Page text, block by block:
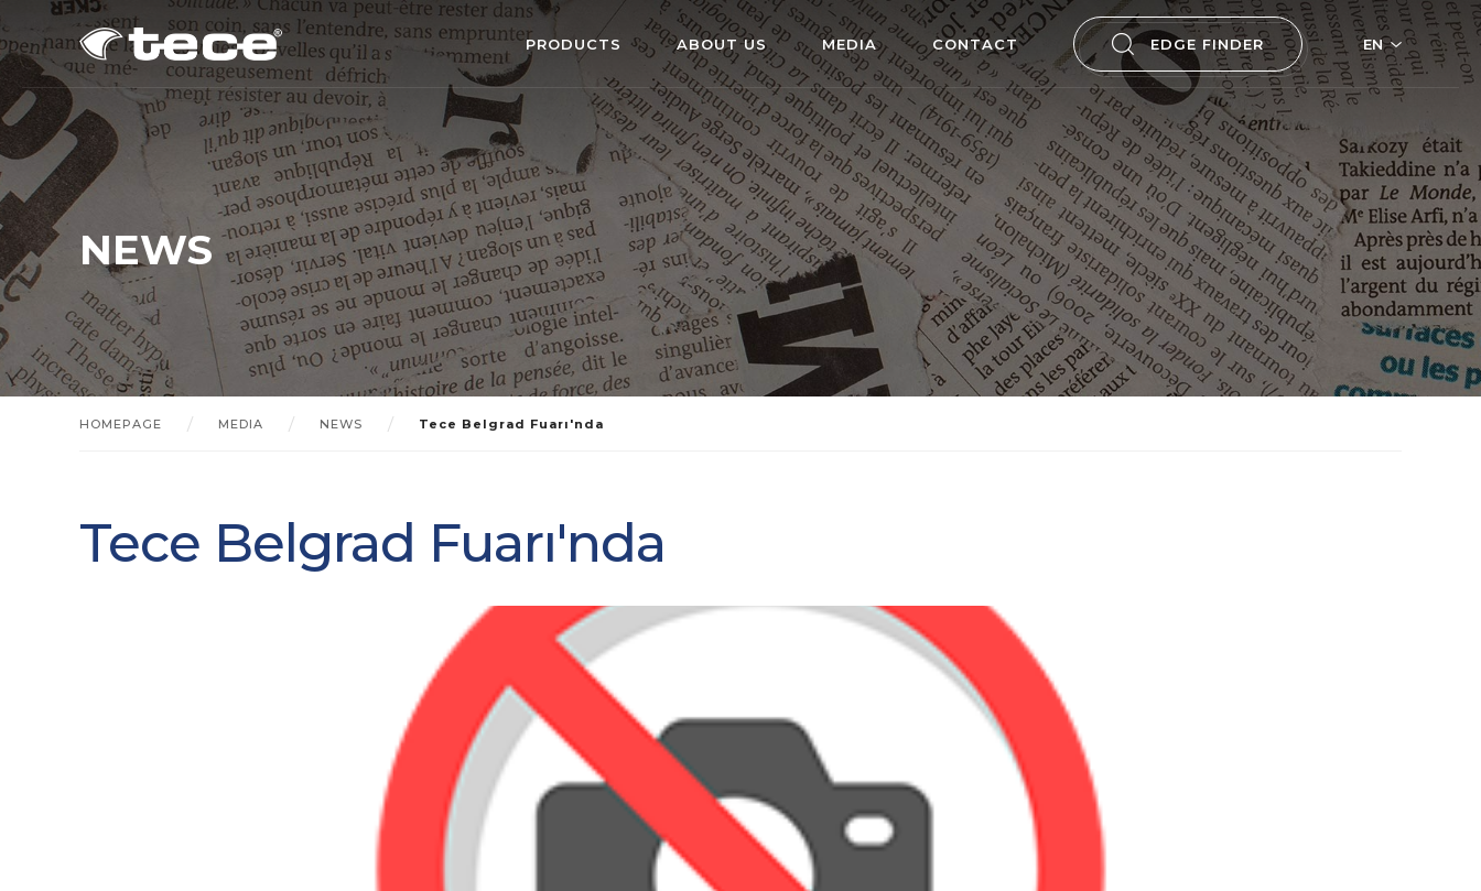
EN
EDGE FINDER
PRODUCTS ABOUT US MEDIA CONTACT
NEWS
HOMEPAGE MEDIA NEWS Tece Belgrad Fuarı'nda
Tece Belgrad Fuarı'nda